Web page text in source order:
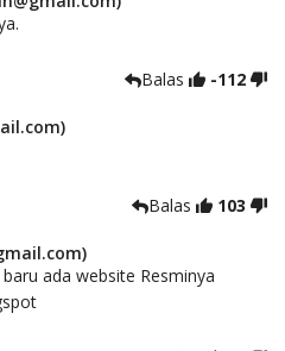
Balas
-112
Balas
103
ada website Resminya